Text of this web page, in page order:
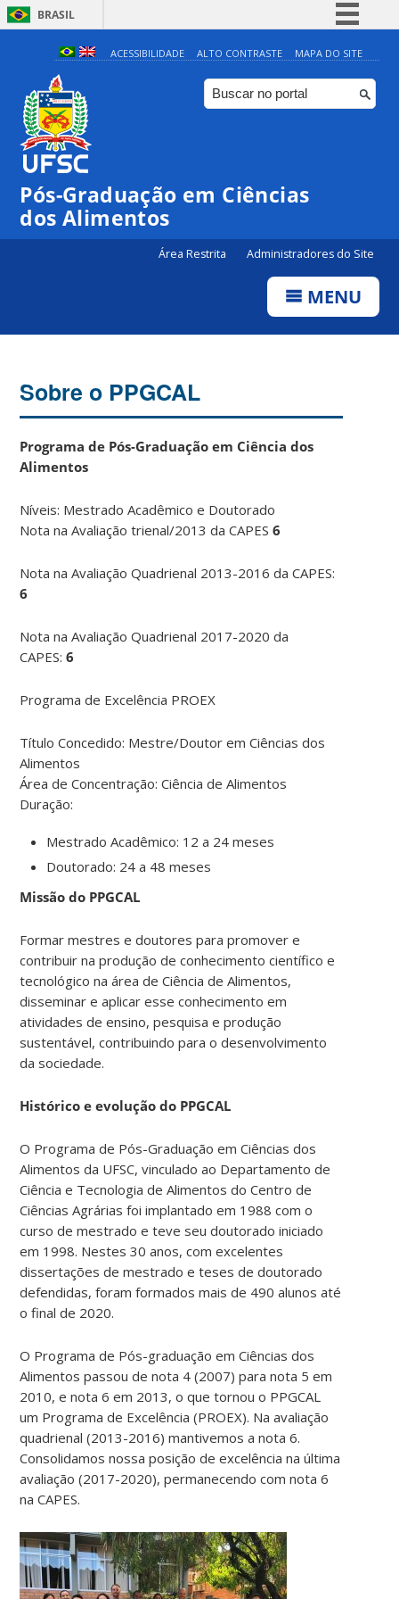
BRASIL
Simplifique!
Comunica BR
Participe
Canais
ACESSIBILIDADE ALTO CONTRASTE MAPA DO SITE
Pós-Graduação em Ciências
dos Alimentos
Área Restrita Administradores do Site
MENU
Sobre o PPGCAL
Programa de Pós-Graduação em Ciência dos
Alimentos
Níveis: Mestrado Acadêmico e Doutorado
Nota na Avaliação trienal/2013 da CAPES6
Nota na Avaliação Quadrienal 2013-2016 da CAPES:
6
Nota na Avaliação Quadrienal 2017-2020 da
CAPES: 6
Programa de Excelência PROEX
Título Concedido: Mestre/Doutor em Ciências dos
Alimentos
Área de Concentração: Ciência de Alimentos
Duração:
Mestrado Acadêmico: 12 a 24 meses
Doutorado: 24 a 48 meses
Missão do PPGCAL
Formar mestres e doutores para promover e
contribuir na produção de conhecimento científico e
tecnológico na área de Ciência de Alimentos,
disseminar e aplicar esse conhecimento em
atividades de ensino, pesquisa e produção
sustentável, contribuindo para o desenvolvimento
da sociedade.
Histórico e evolução do PPGCAL
O Programa de Pós-Graduação em Ciências dos
Alimentos da UFSC, vinculado ao Departamento de
Ciência e Tecnologia de Alimentos do Centro de
Ciências Agrárias foi implantado em 1988 com o
curso de mestrado e teve seu doutorado iniciado
em 1998. Nestes 30 anos, com excelentes
dissertações de mestrado e teses de doutorado
defendidas, foram formados mais de 490 alunos até
o final de 2020.
O Programa de Pós-graduação em Ciências dos
Alimentos passou de nota 4 (2007) para nota 5 em
2010, e nota 6 em 2013, o que tornou o PPGCAL
um Programa de Excelência (PROEX). Na avaliação
quadrienal (2013-2016) mantivemos a nota 6.
Consolidamos nossa posição de excelência na última
avaliação (2017-2020), permanecendo com nota 6
na CAPES.